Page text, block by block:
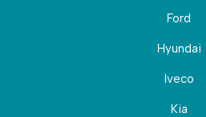
Ford
Hyundai
Iveco
Kia